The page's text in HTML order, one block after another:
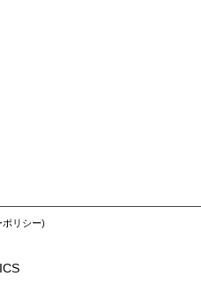
リシー)